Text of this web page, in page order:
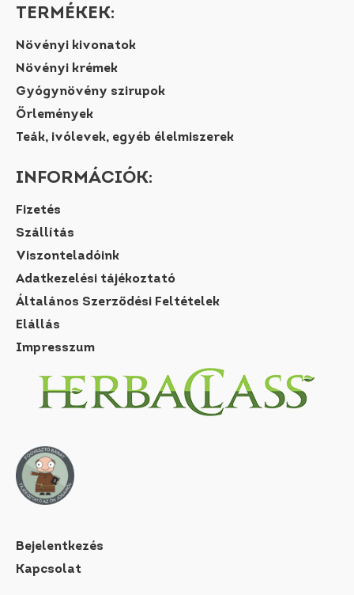
TERMÉKEK:
Növényi kivonatok
Növényi krémek
Gyógynövény szirupok
Őrlemények
Teák, ivólevek, egyéb élelmiszerek
INFORMÁCIÓK:
Fizetés
Szállítás
Viszonteladóink
Adatkezelési tájékoztató
Általános Szerződési Feltételek
Elállás
Impresszum
Bejelentkezés
Kapcsolat